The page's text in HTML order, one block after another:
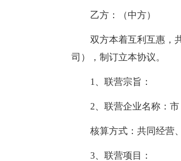
乙方：（中方）
双方本着互利互惠，
司），制订立本协议。
1、联营宗旨：
2、联营企业名称：
核算方式：共同经营
3、联营项目：